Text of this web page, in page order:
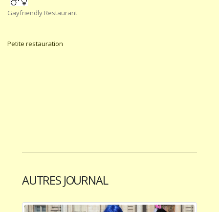
Gayfriendly Restaurant
Petite restauration
AUTRES JOURNAL